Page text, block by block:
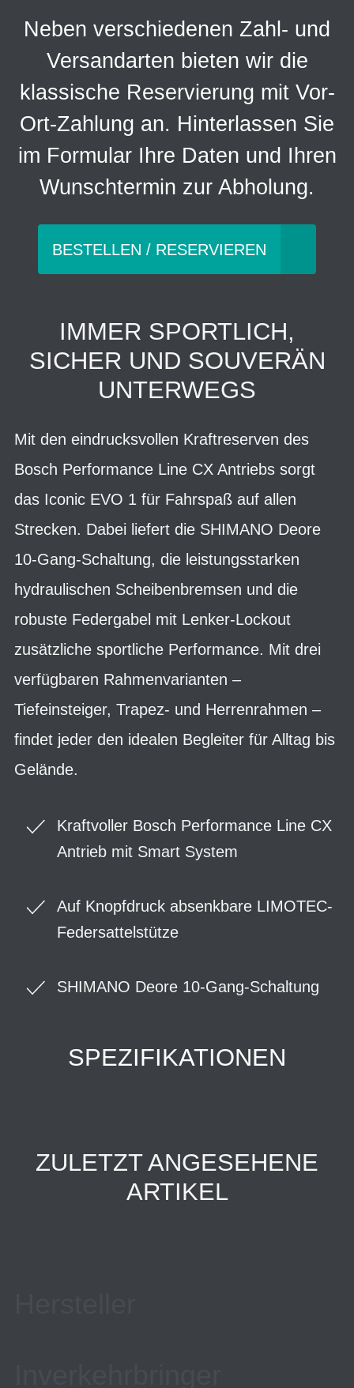
Neben verschiedenen Zahl- und
Versandarten bieten wir die
klassische Reservierung mit Vor-
Ort-Zahlung an. Hinterlassen Sie
im Formular Ihre Daten und Ihren
Wunschtermin zur Abholung.
BESTELLEN / RESERVIEREN
IMMER SPORTLICH,
SICHER UND SOUVERÄN
UNTERWEGS
Mit den eindrucksvollen Kraftreserven des
Bosch Performance Line CX Antriebs sorgt
das Iconic EVO 1 für Fahrspaß auf allen
Strecken. Dabei liefert die SHIMANO Deore
10-Gang-Schaltung, die leistungsstarken
hydraulischen Scheibenbremsen und die
robuste Federgabel mit Lenker-Lockout
zusätzliche sportliche Performance. Mit drei
verfügbaren Rahmenvarianten –
Tiefeinsteiger, Trapez- und Herrenrahmen –
findet jeder den idealen Begleiter für Alltag bis
Gelände.
Kraftvoller Bosch Performance Line CX
Antrieb mit Smart System
Auf Knopfdruck absenkbare LIMOTEC-
Federsattelstütze
SHIMANO Deore 10-Gang-Schaltung
SPEZIFIKATIONEN
ZULETZT ANGESEHENE
ARTIKEL